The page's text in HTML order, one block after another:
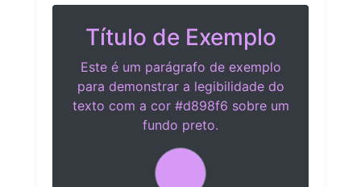
Título de Exemplo
Este é um parágrafo de exemplo
para demonstrar a legibilidade do
texto com a cor #d898f6 sobre um
fundo preto.